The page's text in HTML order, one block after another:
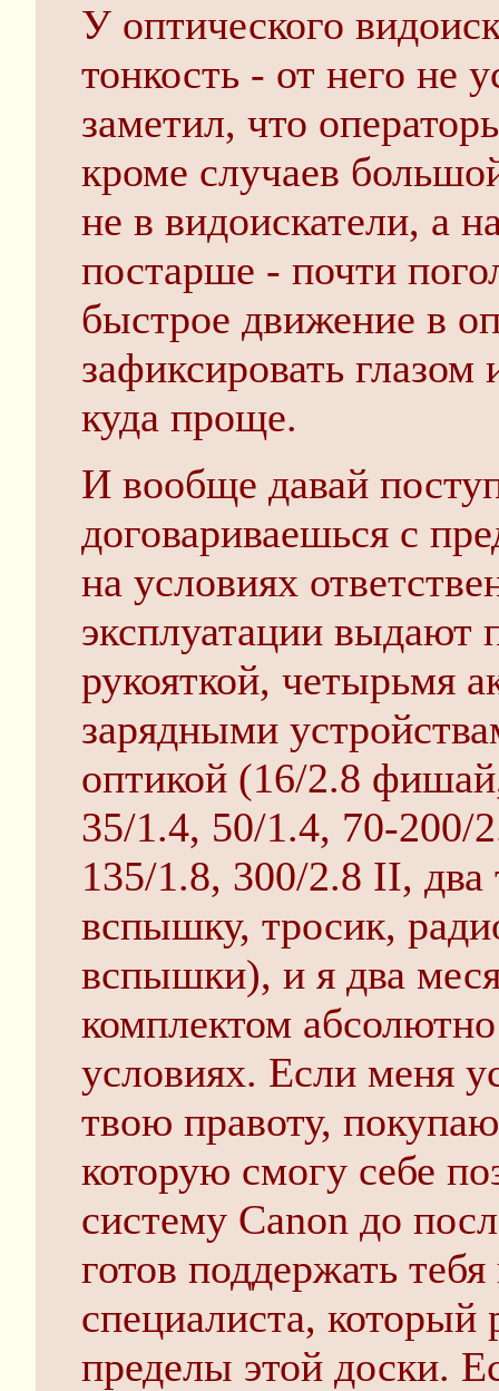
У оптического
тонкость - от него не
заметил, что
кроме случаев
не в видоискатели, а
постарше - почти
быстрое движение в
зафиксировать
куда проще.
И вообще давай
договариваешься с
на условиях
эксплуатации выдают
рукояткой, четырьмя
зарядными
оптикой (16/2.8
35/1.4, 50/1.4, 70-200/
135/1.8, 300/2.8 II, два
вспышку, тросик,
вспышки), и я два
комплектом
условиях. Если меня
твою правоту,
которую смогу себе
систему Canon до
готов поддержать
специалиста, который
пределы этой доски.